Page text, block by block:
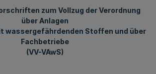
zum Vollzug der Verordnung
über Anlagen
wassergefährdenden Stoffen und über
Fachbetriebe
(VV-VAwS)